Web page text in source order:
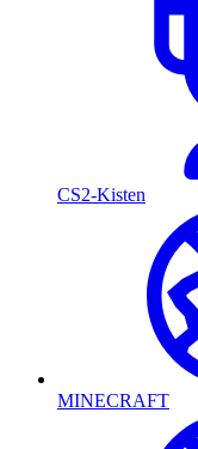
CS2-Kisten
MINECRAFT